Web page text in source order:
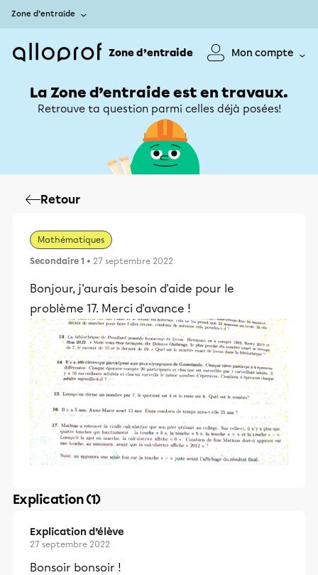
Zone d’entraide
Zone d’entraide Mon compte
La Zone d’entraide est en travaux.
Retrouve ta question parmi celles déjà posées!
Retour
Mathématiques
Secondaire 1 • 27 septembre 2022
Bonjour, j'aurais besoin d'aide pour le
problème 17. Merci d'avance !
Explication (1)
Explication d’élève
27 septembre 2022
Bonsoir bonsoir !